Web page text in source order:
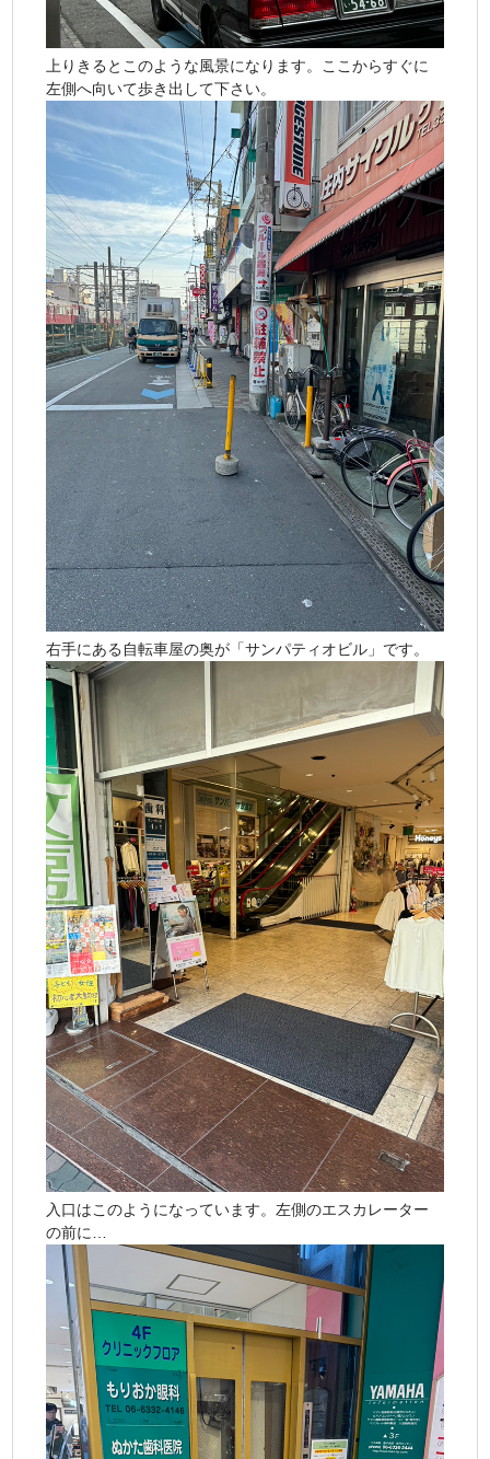
上りきるとこのような風景になります。ここからすぐに
左側へ向いて歩き出して下さい。
右手にある自転車屋の奥が「サンパティオビル」です。
入口はこのようになっています。左側のエスカレーター
の前に…